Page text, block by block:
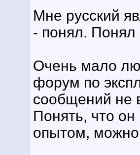
Мне русский
- понял. Понял
Очень мало
форум по
сообщений не
Понять, что
опытом, можно